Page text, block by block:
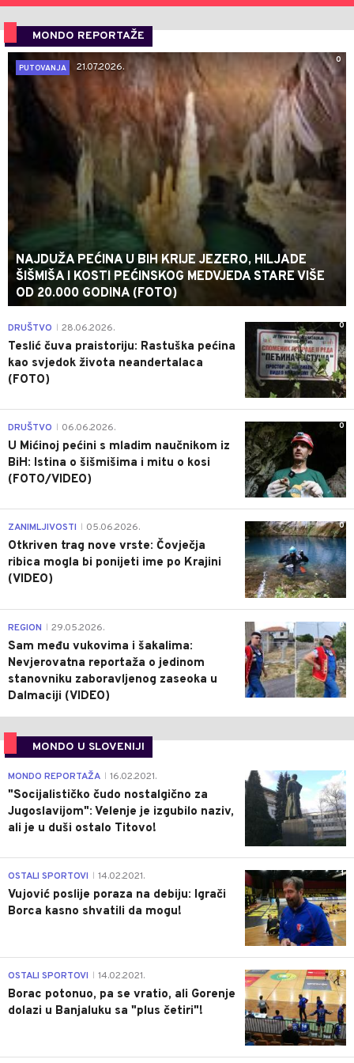
MONDO REPORTAŽE
0
PUTOVANJA
21.07.2026.
NAJDUŽA PEĆINA U BIH KRIJE JEZERO, HILJADE
ŠIŠMIŠA I KOSTI PEĆINSKOG MEDVJEDA STARE VIŠE
OD 20.000 GODINA (FOTO)
0
DRUŠTVO 28.06.2026.
Teslić čuva praistoriju: Rastuška pećina
kao svjedok života neandertalaca
(FOTO)
0
DRUŠTVO 06.06.2026.
U Mićinoj pećini s mladim naučnikom iz
BiH: Istina o šišmišima i mitu o kosi
(FOTO/VIDEO)
0
ZANIMLJIVOSTI 05.06.2026.
Otkriven trag nove vrste: Čovječja
ribica mogla bi ponijeti ime po Krajini
(VIDEO)
0
REGION 29.05.2026.
Sam među vukovima i šakalima:
Nevjerovatna reportaža o jedinom
stanovniku zaboravljenog zaseoka u
Dalmaciji (VIDEO)
MONDO U SLOVENIJI
4
MONDO REPORTAŽA 16.02.2021.
"Socijalističko čudo nostalgično za
Jugoslavijom": Velenje je izgubilo naziv,
ali je u duši ostalo Titovo!
1
OSTALI SPORTOVI 14.02.2021.
Vujović poslije poraza na debiju: Igrači
Borca kasno shvatili da mogu!
3
OSTALI SPORTOVI 14.02.2021.
Borac potonuo, pa se vratio, ali Gorenje
dolazi u Banjaluku sa "plus četiri"!